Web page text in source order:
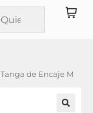
Tanga de Encaje M